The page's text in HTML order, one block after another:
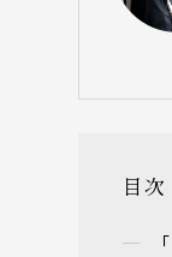
目次